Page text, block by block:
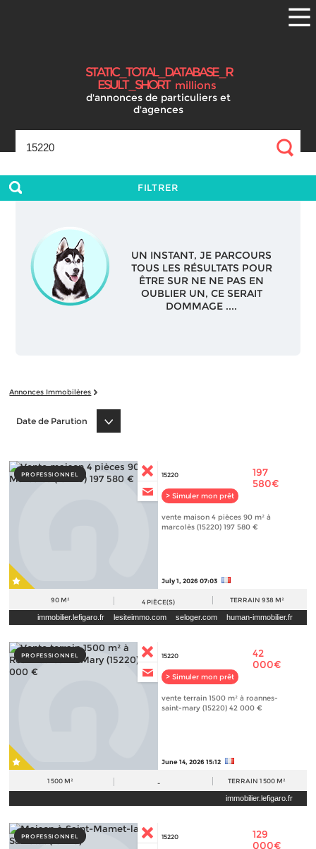
STAT
I
C_TOTA
L_DATABAS
E_R
ESUL
T_SHOR
T millions
d'annonces de particuliers et
d'agences
FILTRER
UN INSTANT, JE PARCOURS
TOUS LES RÉSULTATS POUR
ÊTRE SUR NE NE PAS EN
OUBLIER UN, CE SERAIT
DOMMAGE ....
Annonces Immobilères
Date de Parution
PROFESSIONNEL 15220
> Simuler mon prêt
197
580€
vente maison 4 pièces 90 m² à
marcolès (15220) 197 580 €
July 1, 2026 07:03
90 M² 4 PIÈCE(S) TERRAIN 938 M²
immobilier.lefigaro.fr lesiteimmo.com seloger.com
human-immobilier.fr
PROFESSIONNEL 15220
> Simuler mon prêt
42
000€
vente terrain 1500 m² à roannes-
saint-mary (15220) 42 000 €
June 14, 2026 15:12
1 500 M² - TERRAIN 1 500 M²
immobilier.lefigaro.fr
PROFESSIONNEL 15220
129
000€